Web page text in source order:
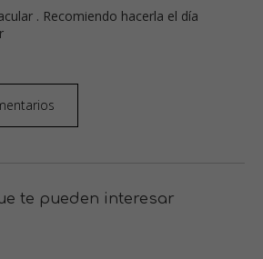
. Recomiendo hacerla el día
te pueden interesar